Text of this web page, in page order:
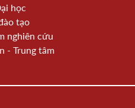
học
tạo
nghiên cứu
- Trung tâm